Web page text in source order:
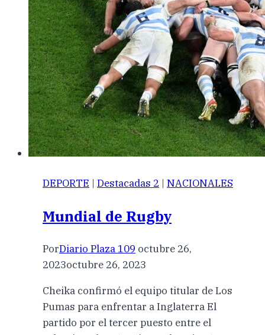
DEPORTE | Destacadas 2 | NACIONALES
Mundial de Rugby
PorDiario Plaza 109 octubre 26,
2023octubre 26, 2023
Cheika confirmó el equipo titular de Los
Pumas para enfrentar a Inglaterra El
partido por el tercer puesto entre el